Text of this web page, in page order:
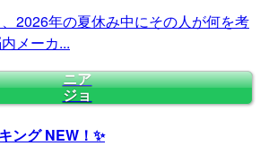
2026年の夏休み中にその人が何を考
メーカ...
ニア
ジョ
ングNEW！✨